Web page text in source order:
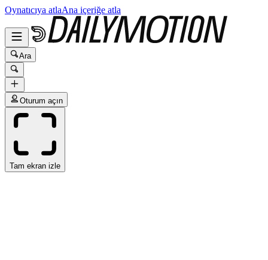
Oynatıcıya atlaAna içeriğe atla
Ara
Oturum açın
Tam ekran izle